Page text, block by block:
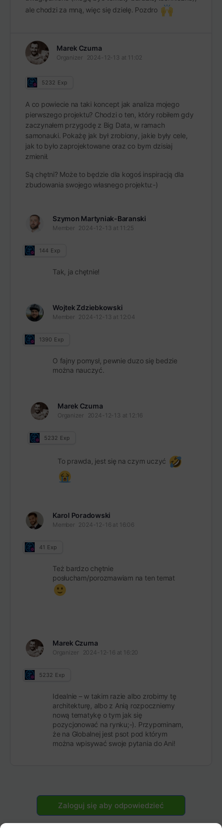
ale chodzi za mną, więc się dzielę. Pozdro
Marek Czuma
Organizer 2024-12-13 at 11:02
5232 Exp
A co powiecie na taki koncept jak analiza mojego
pierwszego projektu? Chodzi o ten, który robiłem gdy
zaczynałem przygodę z Big Data, w ramach
samonauki. Pokażę jak był zrobiony, jakie były cele,
jak to było zaprojektowane oraz co bym dzisiaj
zmienił.
Są chętni? Może to będzie dla kogoś inspiracją dla
zbudowania swojego własnego projektu:-)
Szymon Martyniak-Baranski
Member 2024-12-13 at 11:25
144 Exp
Tak, ja chętnie!
Wojtek Zdziebkowski
Member 2024-12-13 at 12:04
1390 Exp
O fajny pomysł, pewnie duzo się bedzie
można nauczyć.
Marek Czuma
Organizer 2024-12-13 at 12:16
5232 Exp
To prawda, jest się na czym uczyć
Karol Poradowski
Member 2024-12-16 at 16:06
41 Exp
Też bardzo chętnie
posłucham/porozmawiam na ten temat
Marek Czuma
Organizer 2024-12-16 at 16:20
5232 Exp
Idealnie – w takim razie albo zrobimy tę
architekturę, albo z Anią rozpoczniemy
nową tematykę o tym jak się
pozycjonować na rynku;-). Przypominam,
że na Globalnej jest psot pod którym
można wpisywać swoje pytania do Ani!
Zaloguj się aby odpowiedzieć